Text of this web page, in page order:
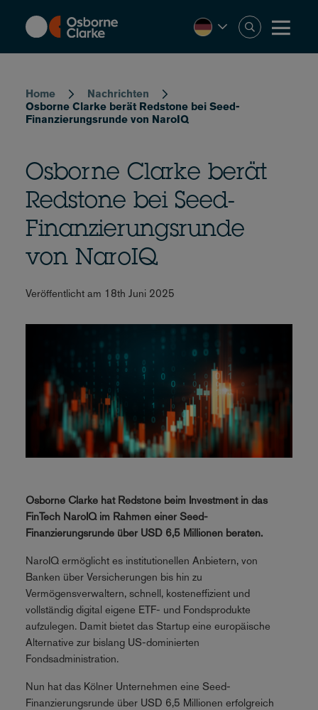
content
Home
Nachrichten
Osborne Clarke berät Redstone bei Seed-
Finanzierungsrunde von NaroIQ
Osborne Clarke berät
Redstone bei Seed-
Finanzierungsrunde
von NaroIQ
Veröffentlicht am 18th Juni 2025
Osborne Clarke hat Redstone beim Investment in das
FinTech NaroIQ im Rahmen einer Seed-
Finanzierungsrunde über USD 6,5 Millionen beraten.
NaroIQ ermöglicht es institutionellen Anbietern, von
Banken über Versicherungen bis hin zu
Vermögensverwaltern, schnell, kosteneffizient und
vollständig digital eigene ETF- und Fondsprodukte
aufzulegen. Damit bietet das Startup eine europäische
Alternative zur bislang US-dominierten
Fondsadministration.
Nun hat das Kölner Unternehmen eine Seed-
Finanzierungsrunde über USD 6,5 Millionen erfolgreich